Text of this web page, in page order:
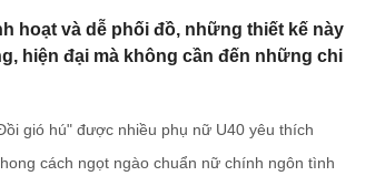
hoạt và dễ phối đồ, những thiết kế này
hiện đại mà không cần đến những chi
gió hú" được nhiều phụ nữ U40 yêu thích
cách ngọt ngào chuẩn nữ chính ngôn tình